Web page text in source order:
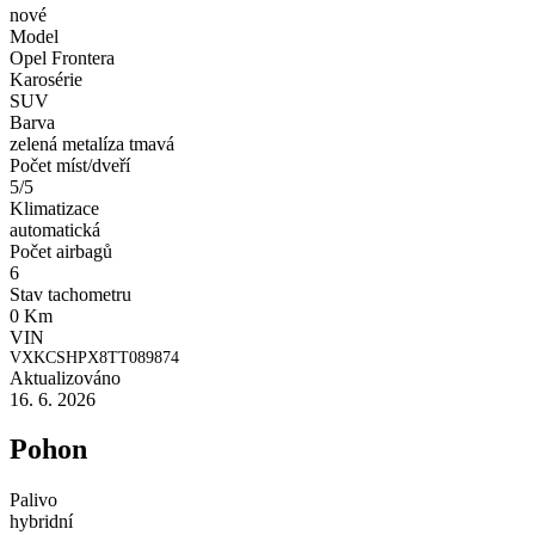
nové
Model
Opel Frontera
Karosérie
SUV
Barva
zelená metalíza tmavá
Počet míst/dveří
5/5
Klimatizace
automatická
Počet airbagů
6
Stav tachometru
0 Km
VIN
VXKCSHPX8TT089874
Aktualizováno
16. 6. 2026
Pohon
Palivo
hybridní